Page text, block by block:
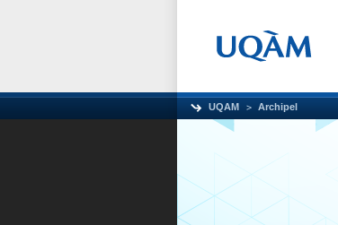
UQAM Archipel